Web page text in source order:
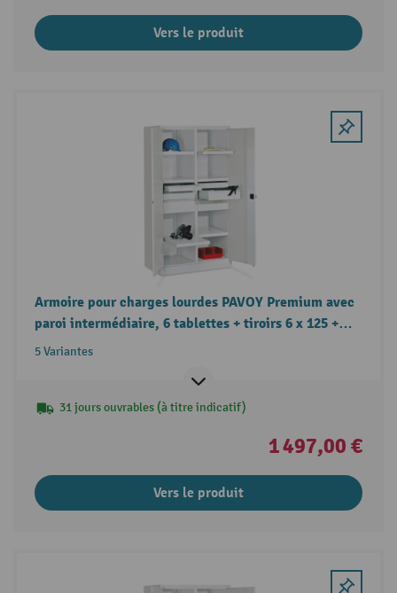
Vers le produit
Armoire pour charges lourdes PAVOY Premium avec
paroi intermédiaire, 6 tablettes + tiroirs 6 x 125 +
2 x 175 mm
5 Variantes
31 jours ouvrables (à titre indicatif)
1 497,00 €
Vers le produit